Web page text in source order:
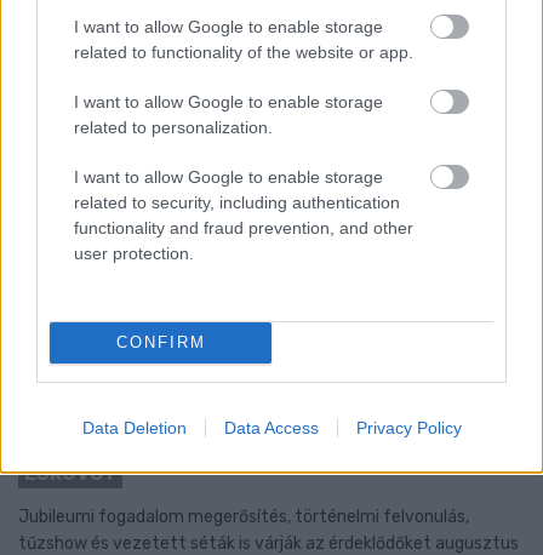
I want to allow Google to enable storage
related to functionality of the website or app.
I want to allow Google to enable storage
related to personalization.
I want to allow Google to enable storage
related to security, including authentication
functionality and fraud prevention, and other
user protection.
CONFIRM
Data Deletion Data Access Privacy Policy
BAROKK POMPÁBA ÖLTÖZIK A BELVÁROS:
ESKÜVŐT
Jubileumi fogadalom megerősítés, történelmi felvonulás,
tűzshow és vezetett séták is várják az érdeklődőket augusztus